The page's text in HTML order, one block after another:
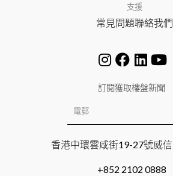
支援
常見問題聯絡我們
訂閱獲取樓盤新聞
香港中環雲咸街19-27號威
+852 2102 0888